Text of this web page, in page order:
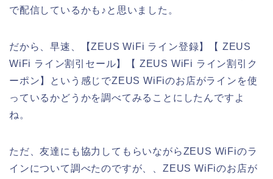
で配信しているかも♪と思いました。
だから、早速、【ZEUS WiFi ライン登録】【 ZEUS
WiFi ライン割引セール】【 ZEUS WiFi ライン割引ク
ーポン】という感じでZEUS WiFiのお店がラインを使
っているかどうかを調べてみることにしたんですよ
ね。
ただ、友達にも協力してもらいながらZEUS WiFiのラ
インについて調べたのですが、、ZEUS WiFiのお店が